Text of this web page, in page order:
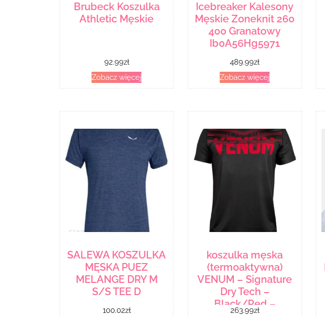
Brubeck Koszulka
Athletic Męskie
92.99zł
Zobacz więcej
Icebreaker Kalesony
Męskie Zoneknit 260
400 Granatowy
Ib0A56Hg5971
489.99zł
Zobacz więcej
SALEWA KOSZULKA
MĘSKA PUEZ
MELANGE DRY M
S/S TEE D
100.02zł
koszulka męska
(termoaktywna)
VENUM – Signature
Dry Tech –
Black/Red –
263.99zł